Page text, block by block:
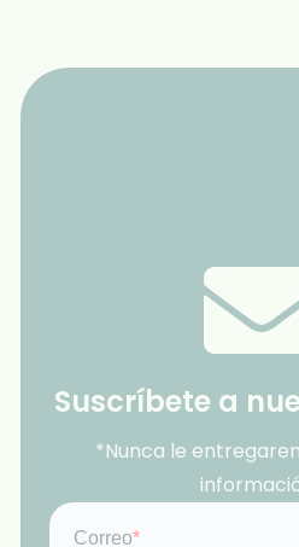
Suscríbete a
*Nunca le